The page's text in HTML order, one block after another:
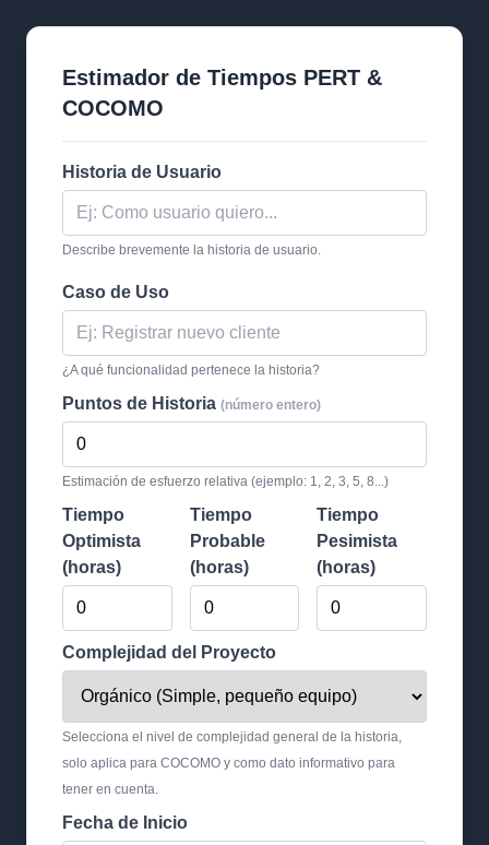
Estimador de Tiempos PERT &
COCOMO
Historia de Usuario
Describe brevemente la historia de usuario.
Caso de Uso
¿A qué funcionalidad pertenece la historia?
Puntos de Historia (número entero)
Estimación de esfuerzo relativa (ejemplo: 1, 2, 3, 5, 8...)
Tiempo
Optimista
(horas)
Tiempo
Probable
(horas)
Tiempo
Pesimista
(horas)
Complejidad del Proyecto
Selecciona el nivel de complejidad general de la historia,
solo aplica para COCOMO y como dato informativo para
tener en cuenta.
Fecha de Inicio